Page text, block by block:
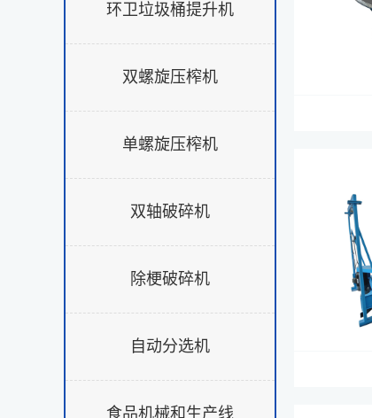
环卫垃圾桶提升机
双螺旋压榨机
单螺旋压榨机
双轴破碎机
除梗破碎机
自动分选机
食品机械和生产线